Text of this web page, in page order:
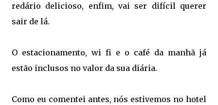
redário delicioso, enfim, vai ser difícil querer
sair de lá.
O estacionamento, wi fi e o café da manhã já
estão inclusos no valor da sua diária.
Como eu comentei antes, nós estivemos no hotel